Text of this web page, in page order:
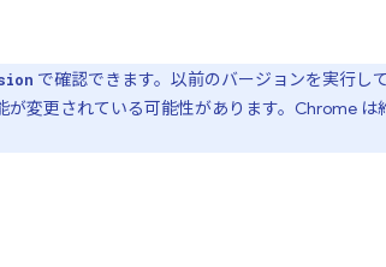
で確認できます。以前のバージョンを実行し
変更されている可能性があります。Chrome